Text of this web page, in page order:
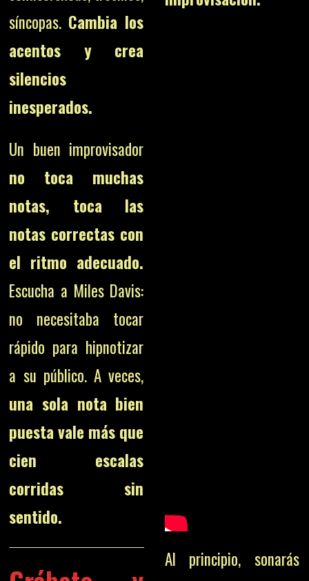
síncopas. Cambia los
acentos y crea
silencios
inesperados.
Un buen improvisador
no toca muchas
notas, toca las
notas correctas con
el ritmo adecuado.
Escucha a Miles Davis:
no necesitaba tocar
rápido para hipnotizar
a su público. A veces,
una sola nota bien
puesta vale más que
cien escalas
corridas sin
sentido.
Al principio, sonarás